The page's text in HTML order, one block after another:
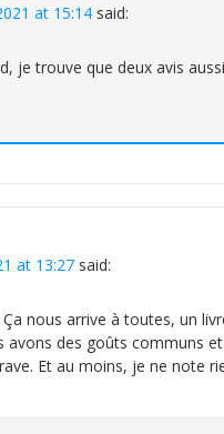
at 15:14 said:
je trouve que deux avis
at 13:27 said:
nous arrive à toutes, un
avons des goûts communs
Et au moins, je ne note